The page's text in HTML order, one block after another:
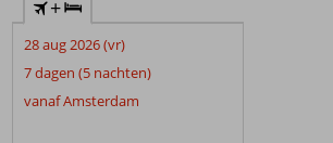
+
28 aug 2026 (vr)
7 dagen (5 nachten)
vanaf Amsterdam